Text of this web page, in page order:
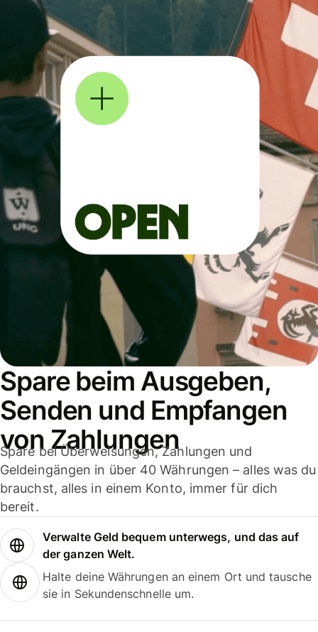
Spare beim Ausgeben,
Senden und Empfangen
von Zahlungen
Spare bei Überweisungen, Zahlungen und
Geldeingängen in über 40 Währungen – alles was du
brauchst, alles in einem Konto, immer für dich
bereit.
Verwalte Geld bequem unterwegs, und das auf
der ganzen Welt.
Halte deine Währungen an einem Ort und tausche
sie in Sekundenschnelle um.